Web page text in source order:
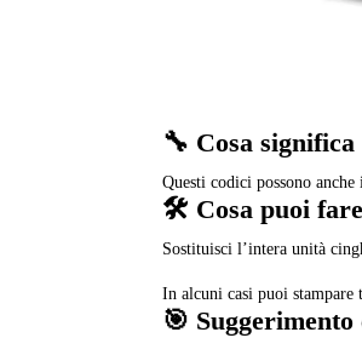
🔧 Cosa
Questi codici possono
🛠️ Cosa puoi fare
Sostituisci l’intera unità
In alcuni casi puoi stampare
🎯